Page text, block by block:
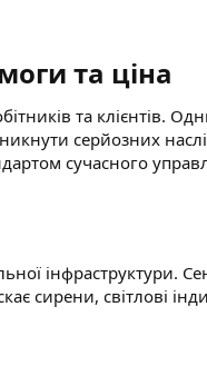
та ціна​
та клієнтів.
серйозних
сучасного
сирени, світлові